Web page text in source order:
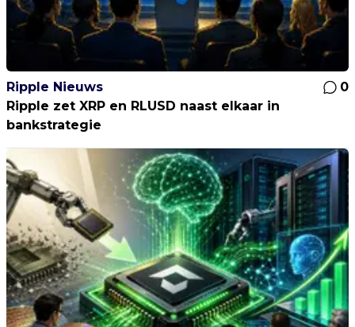
Ripple Nieuws
0
Ripple zet XRP en RLUSD naast elkaar in
bankstrategie